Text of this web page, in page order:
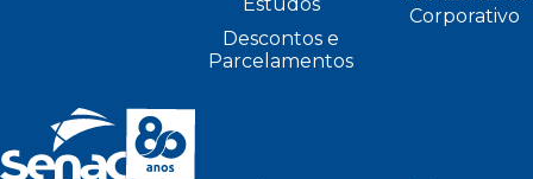
Descontos e
Parcelamentos
Corporativo